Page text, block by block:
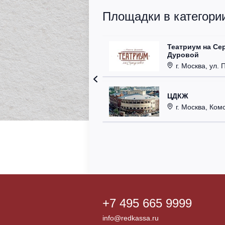
Площадки в
Театриум на
Дуровой
г. Москва, ул.
ЦДКЖ
г. Москва,
+7 495 665 9999
info@redkassa.ru